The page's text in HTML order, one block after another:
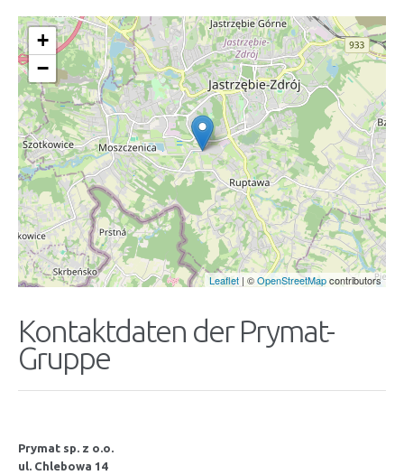
+
−
Leaflet | ©OpenStreetMapcontributors
Kontaktdaten der Prymat-
Gruppe
Prymat sp. z o.o.
ul. Chlebowa 14